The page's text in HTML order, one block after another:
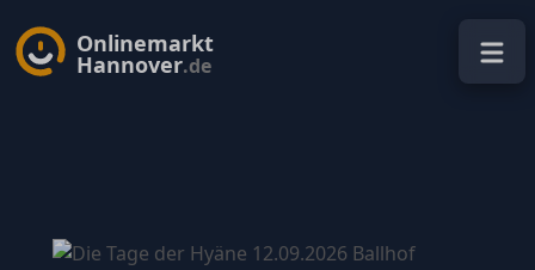
Onlinemarkt
Hannover.de